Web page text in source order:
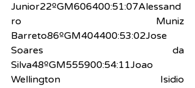
Junior22ºGM606400:51:07Alessand
ro Muniz
Barreto86ºGM404400:53:02Jose
Soares da
Silva48ºGM555900:54:11Joao
Wellington Isidio